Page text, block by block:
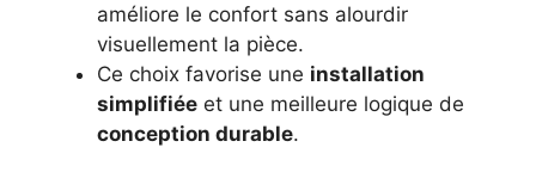
améliore le confort sans alourdir
visuellement la pièce.
Ce choix favorise une installation
simplifiée et une meilleure logique de
conception durable.